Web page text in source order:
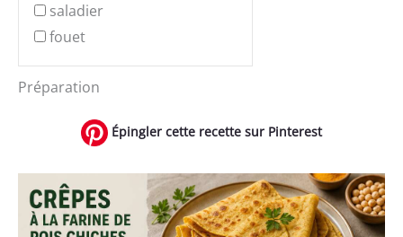
saladier
fouet
Préparation
Épingler cette recette sur Pinterest